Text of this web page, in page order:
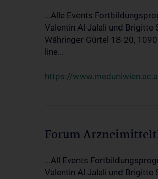
...Alle Events
Valentin Al Jalali und Brigitte
Währinger Gürtel 18-20,
line...
https://
Forum
...All Events
Valentin Al Jalali und Brigitte